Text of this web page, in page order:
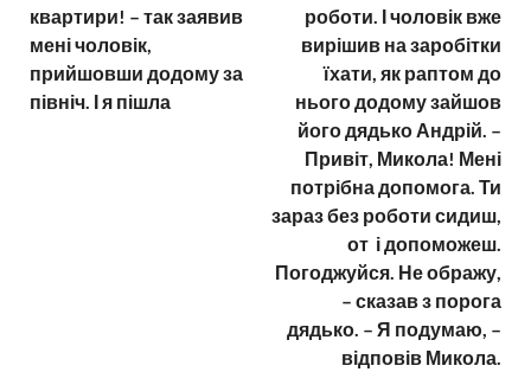
квартири! – так заявив
мені чоловік,
прийшовши додому за
північ. І я пішла
роботи. І чоловік вже
вирішив на заробітки
їхати, як раптом до
нього додому зайшов
його дядько Андрій. –
Привіт, Микола! Мені
потрібна допомога. Ти
зараз без роботи сидиш,
от і допоможеш.
Погоджуйся. Не ображу,
– сказав з порога
дядько. – Я подумаю, –
відповів Микола.